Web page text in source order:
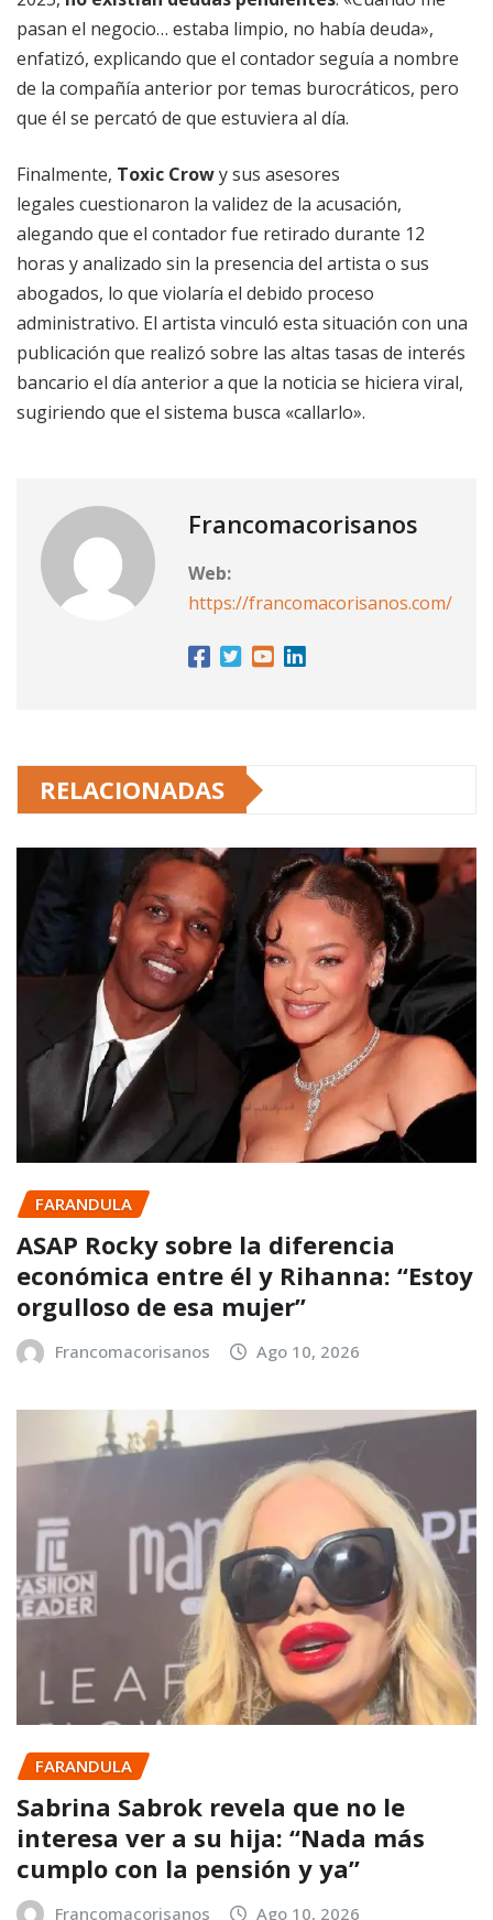
pasan el negocio… estaba limpio, no había deuda»,
enfatizó, explicando que el contador seguía a nombre
de la compañía anterior por temas burocráticos, pero
que él se percató de que estuviera al día.
Finalmente, Toxic Crowy sus asesores
legales cuestionaron la validez de la acusación,
alegando que el contador fue retirado durante 12
horas y analizado sin la presencia del artista o sus
abogados, lo que violaría el debido proceso
administrativo. El artista vinculó esta situación con una
publicación que realizó sobre las altas tasas de interés
bancario el día anterior a que la noticia se hiciera viral,
sugiriendo que el sistema busca «callarlo».
Francomacorisanos
Web:
https://francomacorisanos.com/
RELACIONADAS
FARANDULA
ASAP Rocky sobre la diferencia
económica entre él y Rihanna: “Estoy
orgulloso de esa mujer”
Francomacorisanos Ago 10, 2026
FARANDULA
Sabrina Sabrok revela que no le
interesa ver a su hija: “Nada más
cumplo con la pensión y ya”
Francomacorisanos Ago 10, 2026